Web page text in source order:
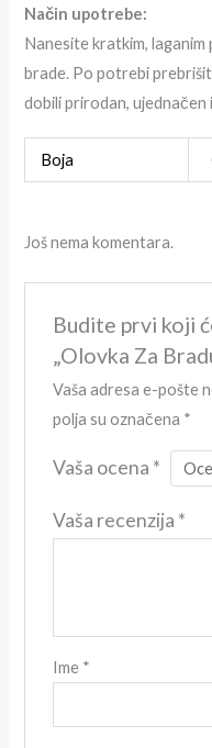
Način upotrebe:
Nanesite kratkim,
brade. Po potrebi
dobili prirodan, ujednačen
Boja
Još nema komentara.
Budite prvi koji
„Olovka Za
Vaša adresa e-pošte
polja su označena *
Vaša ocena *
Vaša recenzija *
Ime *